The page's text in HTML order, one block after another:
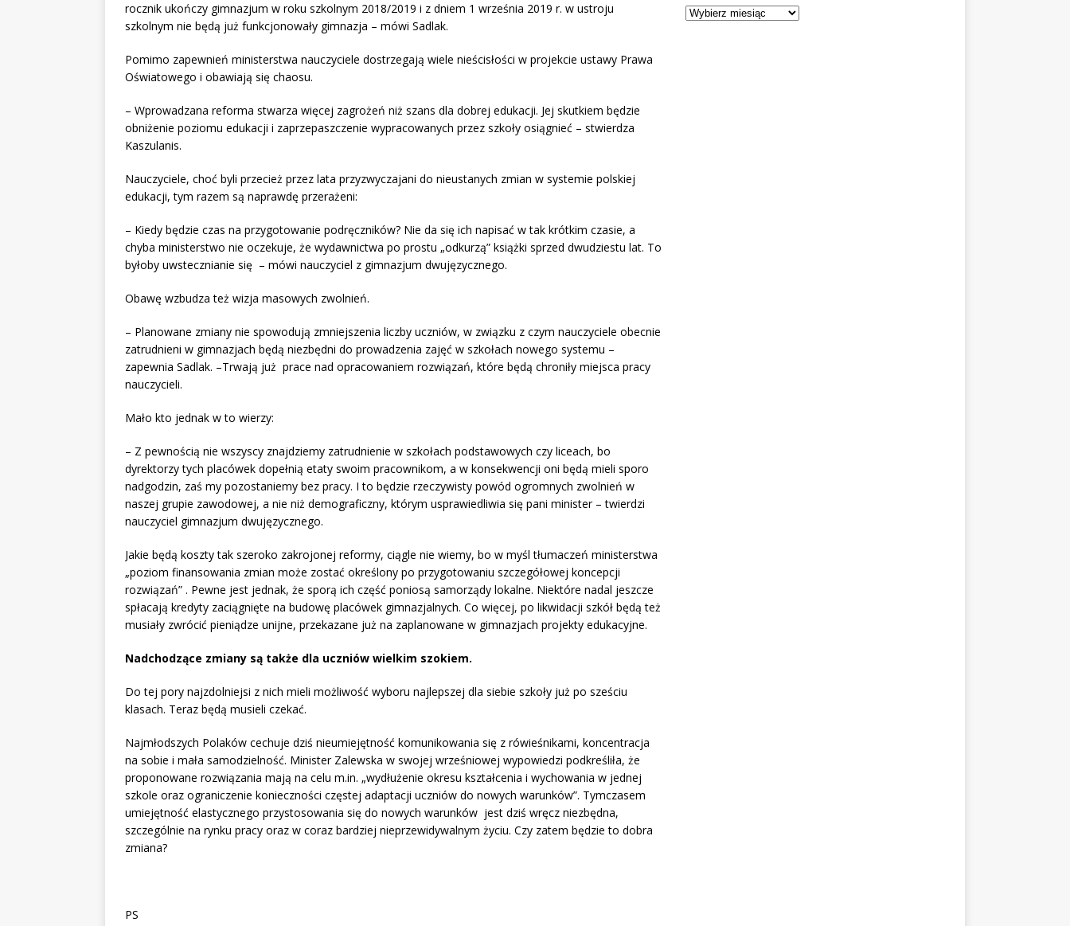
rocznik ukończy gimnazjum w roku szkolnym 2018/2019 i z dniem 1 września 2019 r. w ustroju
szkolnym nie będą już funkcjonowały gimnazja – mówi Sadlak.
Pomimo zapewnień ministerstwa nauczyciele dostrzegają wiele nieścisłości w projekcie ustawy Prawa
Oświatowego i obawiają się chaosu.
– Wprowadzana reforma stwarza więcej zagrożeń niż szans dla dobrej edukacji. Jej skutkiem będzie
obniżenie poziomu edukacji i zaprzepaszczenie wypracowanych przez szkoły osiągnieć – stwierdza
Kaszulanis.
Nauczyciele, choć byli przecież przez lata przyzwyczajani do nieustanych zmian w systemie polskiej
edukacji, tym razem są naprawdę przerażeni:
– Kiedy będzie czas na przygotowanie podręczników? Nie da się ich napisać w tak krótkim czasie, a
chyba ministerstwo nie oczekuje, że wydawnictwa po prostu „odkurzą” książki sprzed dwudziestu lat. To
byłoby uwstecznianie się – mówi nauczyciel z gimnazjum dwujęzycznego.
Obawę wzbudza też wizja masowych zwolnień.
– Planowane zmiany nie spowodują zmniejszenia liczby uczniów, w związku z czym nauczyciele obecnie
zatrudnieni w gimnazjach będą niezbędni do prowadzenia zajęć w szkołach nowego systemu –
zapewnia Sadlak. –Trwają już prace nad opracowaniem rozwiązań, które będą chroniły miejsca pracy
nauczycieli.
Mało kto jednak w to wierzy:
– Z pewnością nie wszyscy znajdziemy zatrudnienie w szkołach podstawowych czy liceach, bo
dyrektorzy tych placówek dopełnią etaty swoim pracownikom, a w konsekwencji oni będą mieli sporo
nadgodzin, zaś my pozostaniemy bez pracy. I to będzie rzeczywisty powód ogromnych zwolnień w
naszej grupie zawodowej, a nie niż demograficzny, którym usprawiedliwia się pani minister – twierdzi
nauczyciel gimnazjum dwujęzycznego.
Jakie będą koszty tak szeroko zakrojonej reformy, ciągle nie wiemy, bo w myśl tłumaczeń ministerstwa
„poziom finansowania zmian może zostać określony po przygotowaniu szczegółowej koncepcji
rozwiązań” . Pewne jest jednak, że sporą ich część poniosą samorządy lokalne. Niektóre nadal jeszcze
spłacają kredyty zaciągnięte na budowę placówek gimnazjalnych. Co więcej, po likwidacji szkół będą też
musiały zwrócić pieniądze unijne, przekazane już na zaplanowane w gimnazjach projekty edukacyjne.
Nadchodzące zmiany są także dla uczniów wielkim szokiem.
Do tej pory najzdolniejsi z nich mieli możliwość wyboru najlepszej dla siebie szkoły już po sześciu
klasach. Teraz będą musieli czekać.
Najmłodszych Polaków cechuje dziś nieumiejętność komunikowania się z rówieśnikami, koncentracja
na sobie i mała samodzielność. Minister Zalewska w swojej wrześniowej wypowiedzi podkreśliła, że
proponowane rozwiązania mają na celu m.in. „wydłużenie okresu kształcenia i wychowania w jednej
szkole oraz ograniczenie konieczności częstej adaptacji uczniów do nowych warunków”. Tymczasem
umiejętność elastycznego przystosowania się do nowych warunków jest dziś wręcz niezbędna,
szczególnie na rynku pracy oraz w coraz bardziej nieprzewidywalnym życiu. Czy zatem będzie to dobra
zmiana?
PS